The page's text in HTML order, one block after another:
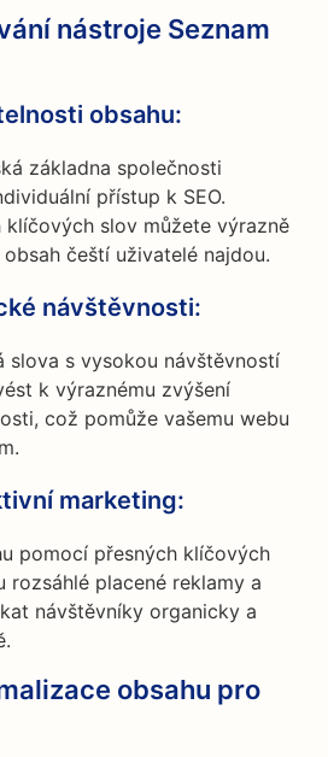
nástroje Seznam
obsahu:
základna společnosti
přístup k SEO.
klíčových slov můžete výrazně
čeští uživatelé najdou.
návštěvnosti:
slova s vysokou návštěvností
k výraznému zvýšení
což pomůže vašemu webu
marketing:
pomocí přesných klíčových
rozsáhlé placené reklamy a
návštěvníky organicky a
obsahu pro